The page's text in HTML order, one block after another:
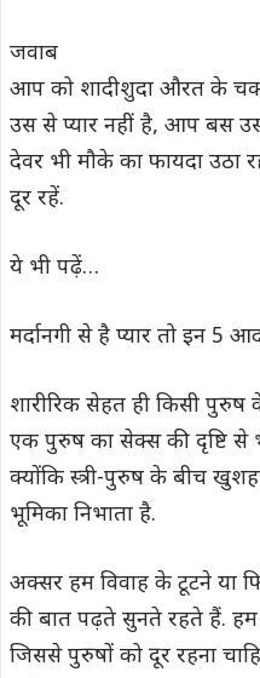
जवाब
आप को शादीशुदा औरत के
उस से प्यार नहीं है, आप बस
देवर भी मौके का फायदा उठा
दूर रहें.
ये भी पढ़ें…
मर्दानगी से है प्यार तो इन 5
शारीरिक सेहत ही किसी पुरुष
एक पुरुष का सेक्स की दृष्टि से
क्योंकि स्त्री-पुरुष के बीच
भूमिका निभाता है.
अक्सर हम विवाह के टूटने या
की बात पढ़ते सुनते रहते हैं.
जिससे पुरुषों को दूर रहना